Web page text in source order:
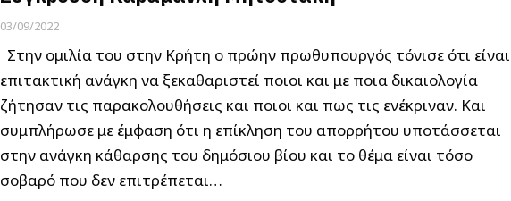
03/09/2022
Στην ομιλία του στην Κρήτη ο πρώην πρωθυπουργός τόνισε ότι είναι
επιτακτική ανάγκη να ξεκαθαριστεί ποιοι και με ποια δικαιολογία
ζήτησαν τις παρακολουθήσεις και ποιοι και πως τις ενέκριναν. Και
συμπλήρωσε με έμφαση ότι η επίκληση του απορρήτου υποτάσσεται
στην ανάγκη κάθαρσης του δημόσιου βίου και το θέμα είναι τόσο
σοβαρό που δεν επιτρέπεται…